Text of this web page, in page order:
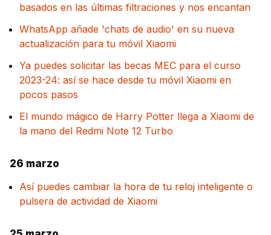
basados en las últimas filtraciones y nos encantan
WhatsApp añade 'chats de audio' en su nueva
actualización para tu móvil Xiaomi
Ya puedes solicitar las becas MEC para el curso
2023-24: así se hace desde tu móvil Xiaomi en
pocos pasos
El mundo mágico de Harry Potter llega a Xiaomi de
la mano del Redmi Note 12 Turbo
26 marzo
Así puedes cambiar la hora de tu reloj inteligente o
pulsera de actividad de Xiaomi